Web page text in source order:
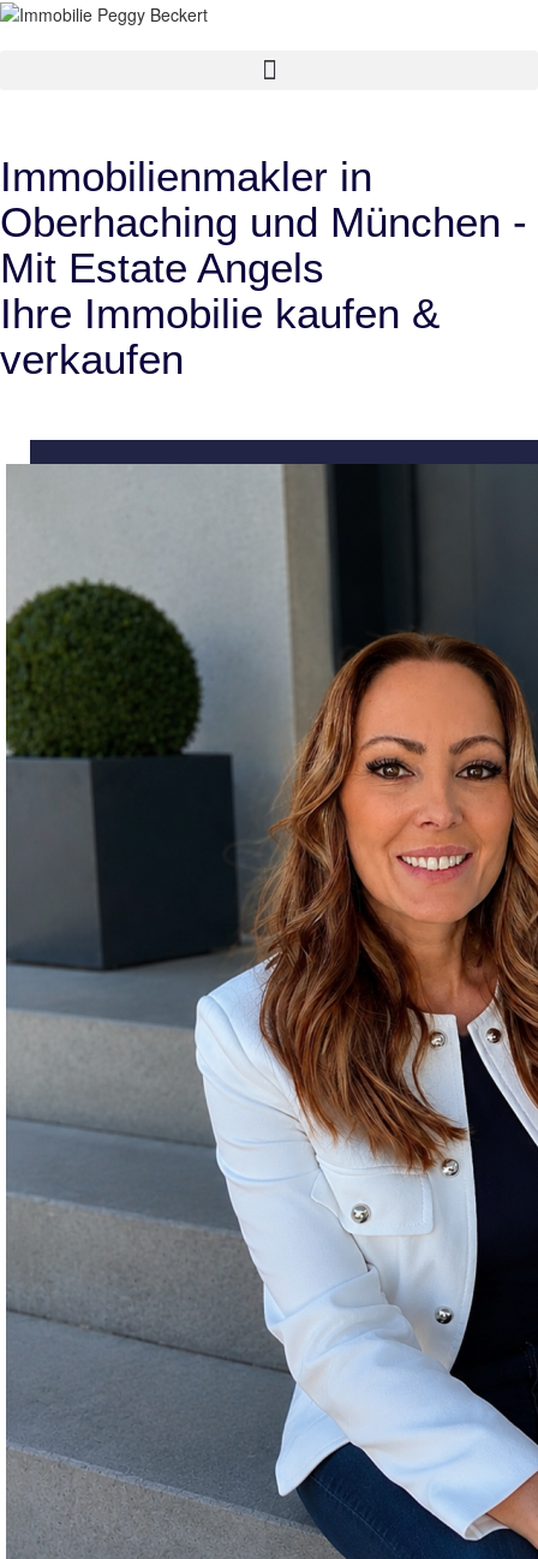
Immobilienmakler in
Oberhaching und München -
Mit Estate Angels
Ihre Immobilie kaufen &
verkaufen